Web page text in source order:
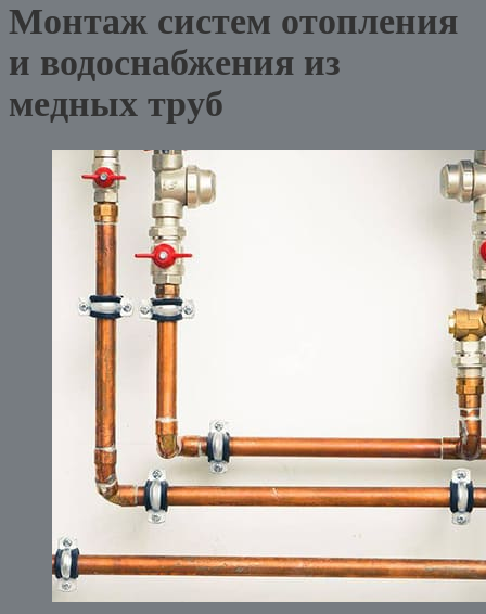
Монтаж систем отопления
и водоснабжения из
медных труб